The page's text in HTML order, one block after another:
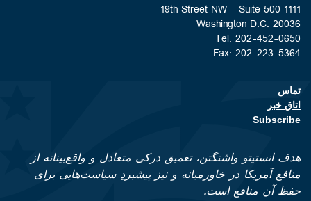
1111 19th Street NW - Suite 500
Washington D.C. 20036
Tel: 202-452-0650
Fax: 202-223-5364
Footer contact links
تماس
اتاق خبر
Subscribe
هدف انستیتو واشنگتن، تعمیق درکی متعادل و واقع‌بینانه از
منافع آمریکا در خاورمیانه و نیز پیشبردِ سیاست‌هایی برای
حفظ آن منافع است.